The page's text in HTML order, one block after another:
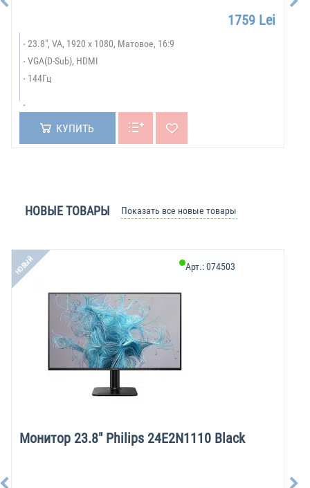
1759 Lei
23.8", VA, 1920 x 1080, Матовое, 16:9
VGA(D-Sub), HDMI
144Гц
КУПИТЬ
НОВЫЕ ТОВАРЫ Показать все новые товары
НОВЫЙ
Монитор 23.8" Philips 24E2N1110 Black
Арт.:074503